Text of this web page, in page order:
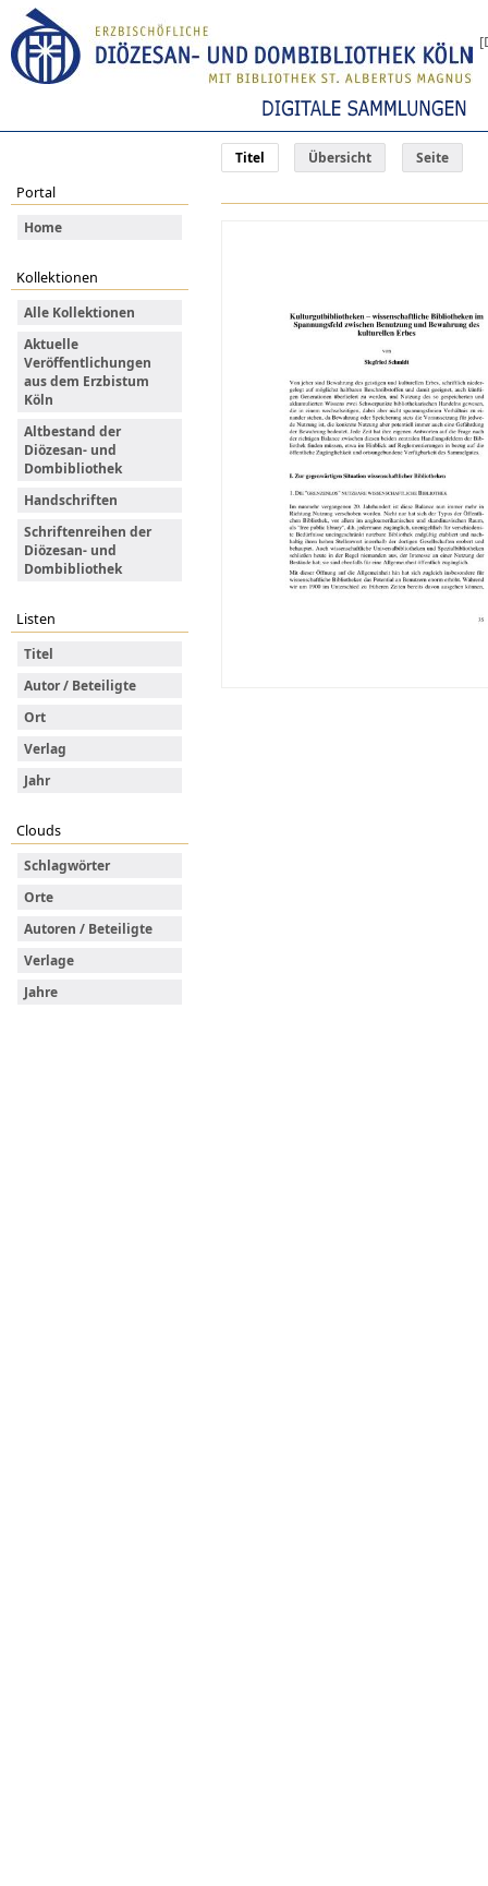
Titel Übersicht Seite
Portal
Home
Kollektionen
Alle Kollektionen
Aktuelle
Veröffentlichungen
aus dem Erzbistum
Köln
Altbestand der
Diözesan- und
Dombibliothek
Handschriften
Schriftenreihen der
Diözesan- und
Dombibliothek
Listen
Titel
Autor / Beteiligte
Ort
Verlag
Jahr
Clouds
Schlagwörter
Orte
Autoren / Beteiligte
Verlage
Jahre